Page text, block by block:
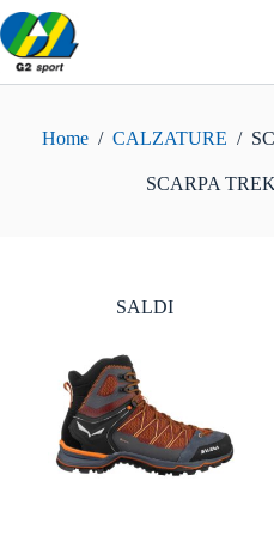
Salta
al
contenuto
Home / CALZATURE /
SCARPA
SALDI